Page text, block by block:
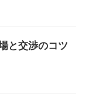
と交渉のコツ